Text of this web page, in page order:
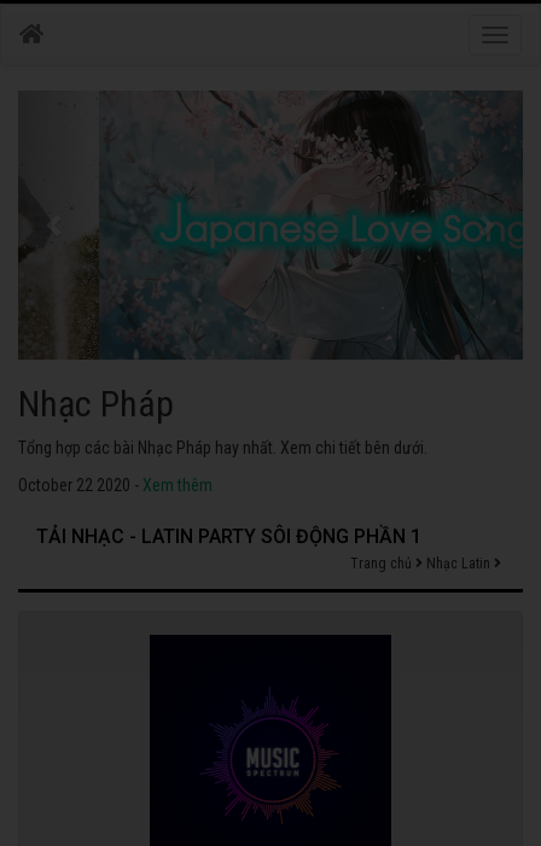
Nhạc Nhật Bản
Tuyển tập các bài Nhạc Nhật Bản hay nhất. Không thể không nghe thử.
October 22 2020 - Xem thêm
TẢI NHẠC - LATIN PARTY SÔI ĐỘNG PHẦN 1
Trang chủ Nhạc Latin